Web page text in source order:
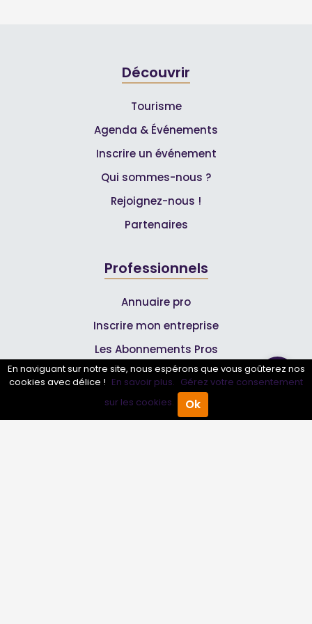
Annuaire Pro Agenda
Découvrir
Tourisme
Agenda & Événements
Inscrire un événement
Qui sommes-nous ?
Rejoignez-nous !
Partenaires
Professionnels
Annuaire pro
Inscrire mon entreprise
Les Abonnements Pros
Infos
En naviguant sur notre site, nous espérons que vous goûterez nos
cookies avec délice ! En savoir plus. Gérez votre consentement
sur les cookies.
Ok